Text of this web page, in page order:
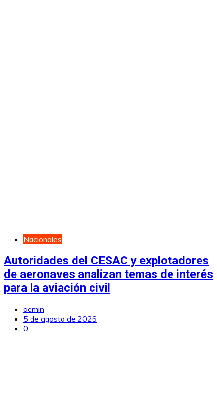
Nacionales
Autoridades del CESAC y explotadores
de aeronaves analizan temas de interés
para la aviación civil
admin
5 de agosto de 2026
0